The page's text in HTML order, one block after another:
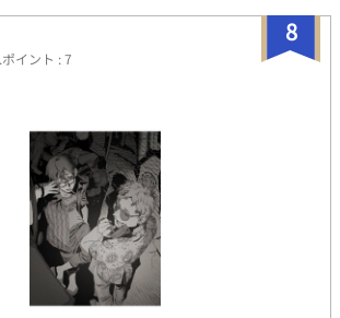
違うオメガバース設定なので、エロなしで
更新予定です。
8
イント : 7